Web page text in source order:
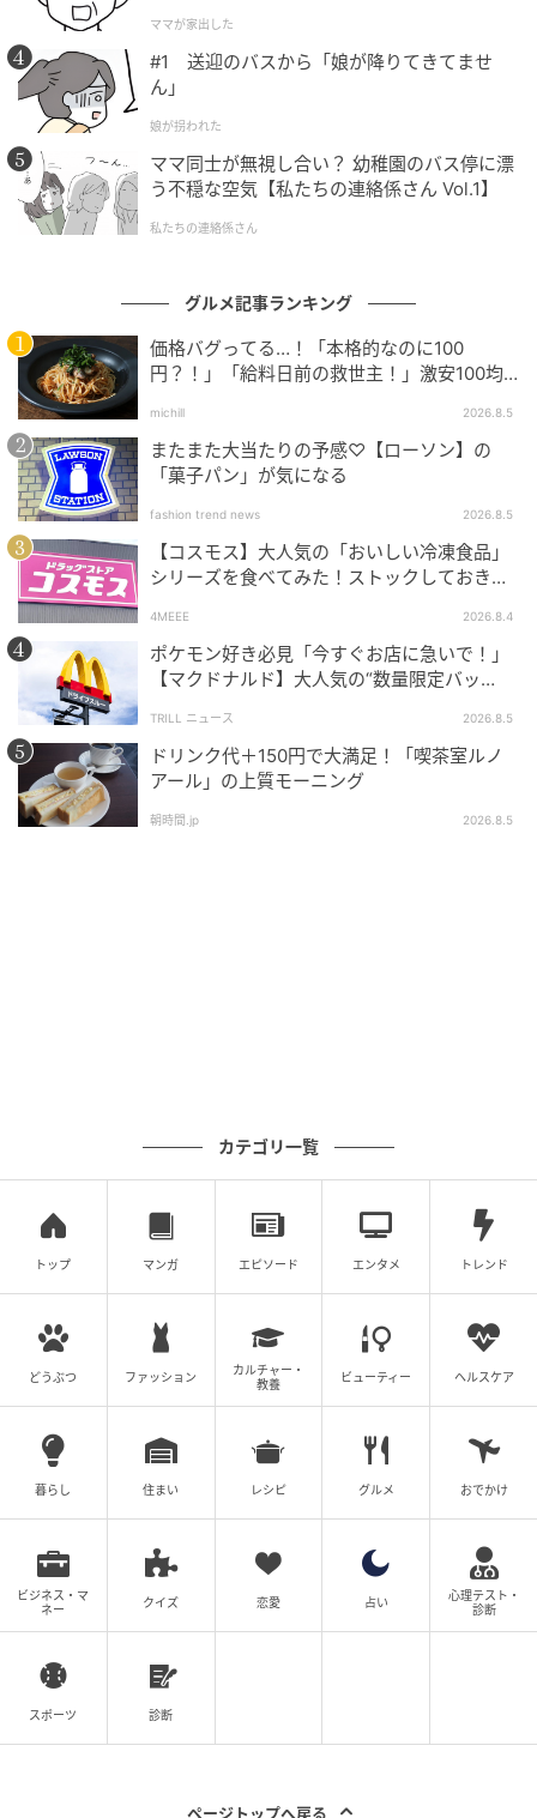
域】北海道、埼玉県、千葉県、東京都、神奈川県、新
潟県、北陸、東海、近畿、山口県、九州
セブン-イレブン 冷製パスタ ツナと削りチーズ
のジェノベーゼ
もぐナビニュース
ツナとチーズとトマトをトッピングし、特製のジェノ
ベーゼソースで食べる冷製パスタです。 カロリー：
455kcal 【販売地域】岐阜県、愛知県、三重県
セブン-イレブン 冷製おだしぱすた 淡路島産
しらすとたらこ
和風のおだしをかけて食べる冷製パスタです。すっき
りとした味わいが特長のおだしに、旨みが強い淡路島
産しらすと、たらこを盛り付けました。 カロリー：
267kcal 【販売地域】近畿
来週新発売の#セブンイレブン麺
セブン-イレブン 冷しごま汁うどん
ママが家出した
#1 送迎のバスから「娘が降りてきてませ
ん」
娘が拐われた
ママ同士が無視し合い？ 幼稚園のバス停に漂
う不穏な空気【私たちの連絡係さん Vol.1】
私たちの連絡係さん
グルメ記事ランキング
価格バグってる…！「本格的なのに100
円？！」「給料日前の救世主！」激安100均
michill 2026.8.5
またまた大当たりの予感♡【ローソン】の
「菓子パン」が気になる
fashion trend news 2026.8.5
【コスモス】大人気の「おいしい冷凍食品」
シリーズを食べてみた！ストックしておきた
4MEEE 2026.8.4
ポケモン好き必見「今すぐお店に急いで！」
【マクドナルド】大人気の“数量限定バッ
も…！？
TRILL ニュース 2026.8.5
ドリンク代＋150円で大満足！「喫茶室ルノ
アール」の上質モーニング
朝時間.jp 2026.8.5
カテゴリ一覧
トップ マンガ エピソード エンタメ トレンド
どうぶつ ファッション
カルチャー・
教養
ビューティー ヘルスケア
暮らし 住まい レシピ グルメ おでかけ
ビジネス・マ
ネー
クイズ 恋愛 占い
心理テスト・
診断
スポーツ 診断
ページトップへ戻る